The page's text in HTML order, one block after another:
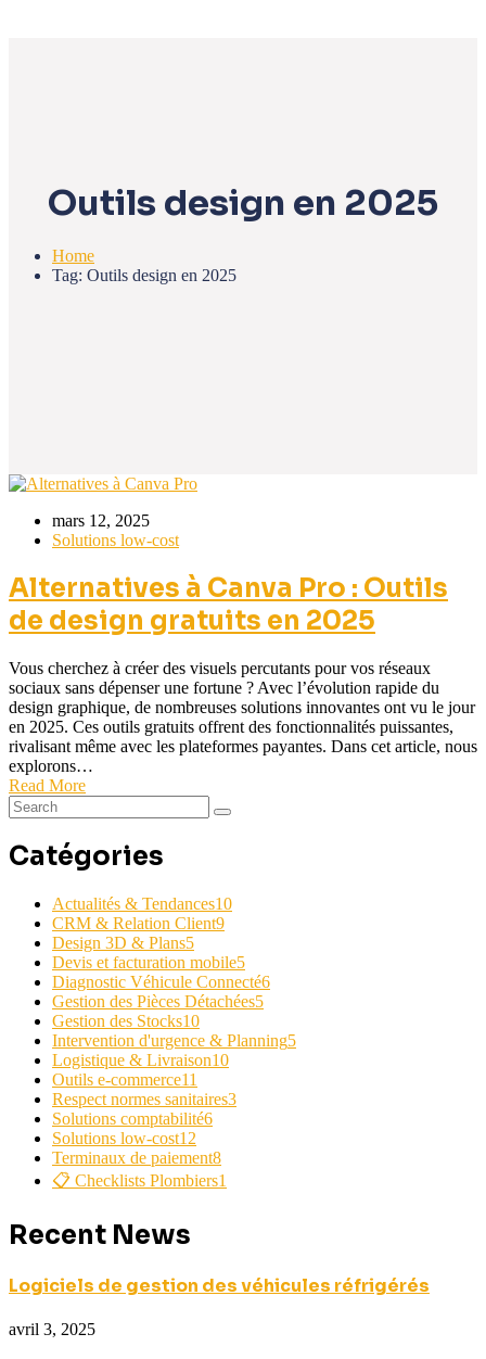
Outils design en 2025
Home
Tag: Outils design en 2025
mars 12, 2025
Solutions low-cost
Alternatives à Canva Pro : Outils
de design gratuits en 2025
Vous cherchez à créer des visuels percutants pour vos réseaux
sociaux sans dépenser une fortune ? Avec l’évolution rapide du
design graphique, de nombreuses solutions innovantes ont vu le jour
en 2025. Ces outils gratuits offrent des fonctionnalités puissantes,
rivalisant même avec les plateformes payantes. Dans cet article, nous
explorons…
Read More
Catégories
Actualités & Tendances10
CRM & Relation Client9
Design 3D & Plans5
Devis et facturation mobile5
Diagnostic Véhicule Connecté6
Gestion des Pièces Détachées5
Gestion des Stocks10
Intervention d'urgence & Planning5
Logistique & Livraison10
Outils e-commerce11
Respect normes sanitaires3
Solutions comptabilité6
Solutions low-cost12
Terminaux de paiement8
📋 Checklists Plombiers1
Recent News
Logiciels de gestion des véhicules réfrigérés
avril 3, 2025